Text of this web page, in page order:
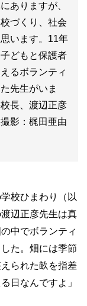
ありますが、
づくり、社会
います。11年
どもと保護者
るボランティ
先生がいま
長、渡辺正彦
影：梶田亜由
校ひまわり（以
辺正彦先生は真
中でボランティ
た。畑には季節
られた畝を指差
日なんですよ」